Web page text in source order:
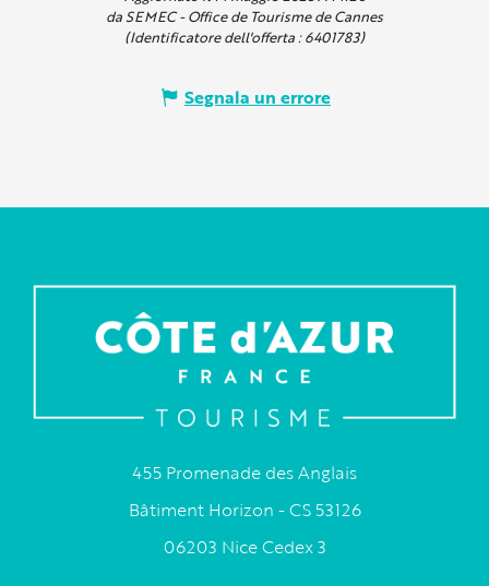
da SEMEC - Office de Tourisme de Cannes
(Identificatore dell'offerta :6401783)
Segnala un errore
455 Promenade des Anglais
Bâtiment Horizon - CS 53126
06203 Nice Cedex 3